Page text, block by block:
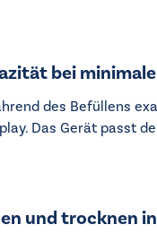
bei
des Befüllens
Das Gerät passt
und trocknen